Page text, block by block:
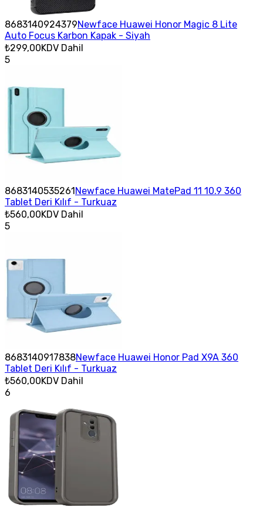
8683140924379Newface Huawei Honor Magic 8 Lite
Auto Focus Karbon Kapak - Siyah
₺299,00KDV Dahil
5
8683140535261Newface Huawei MatePad 11 10.9 360
Tablet Deri Kılıf - Turkuaz
₺560,00KDV Dahil
5
8683140917838Newface Huawei Honor Pad X9A 360
Tablet Deri Kılıf - Turkuaz
₺560,00KDV Dahil
6